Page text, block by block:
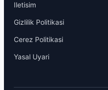
Iletisim
Gizlilik Politikasi
Cerez Politikasi
Yasal Uyari